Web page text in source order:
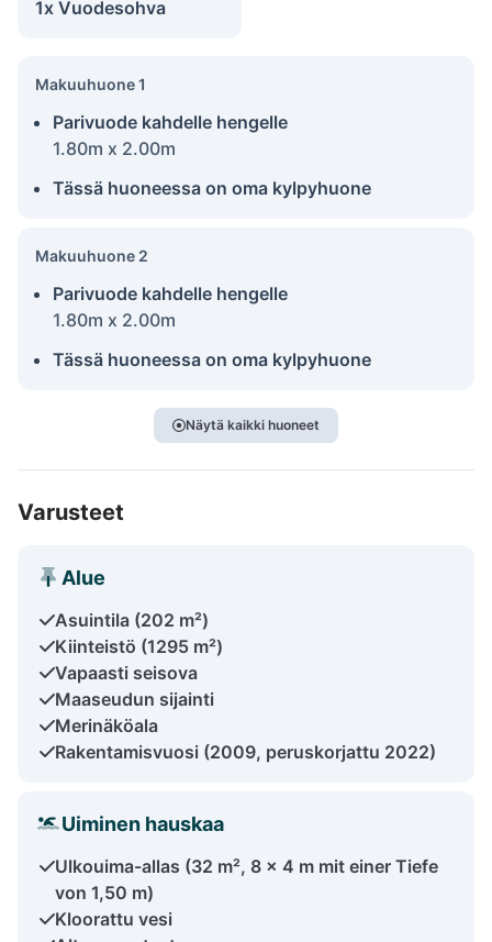
1x Vuodesohva
Makuuhuone 1
Parivuode kahdelle hengelle
1.80m x 2.00m
Tässä huoneessa on oma kylpyhuone
Makuuhuone 2
Parivuode kahdelle hengelle
1.80m x 2.00m
Tässä huoneessa on oma kylpyhuone
Näytä kaikki huoneet
Varusteet
Alue
Asuintila (202 m²)
Kiinteistö (1295 m²)
Vapaasti seisova
Maaseudun sijainti
Merinäköala
Rakentamisvuosi (2009, peruskorjattu 2022)
Uiminen hauskaa
Ulkouima-allas (32 m², 8 x 4 m mit einer Tiefe
von 1,50 m)
Kloorattu vesi